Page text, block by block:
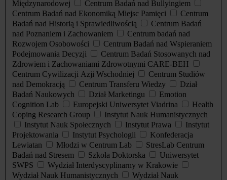
Międzynarodowej
Centrum Badań nad Bullyingiem
Centrum Badań nad Ekonomiką Miejsc Pamięci
Centrum
Badań nad Historią i Sprawiedliwością
Centrum Badań
nad Poznaniem i Zachowaniem
Centrum badań nad
Rozwojem Osobowości
Centrum Badań nad Wspieraniem
Podejmowania Decyzji
Centrum Badań Stosowanych nad
Zdrowiem i Zachowaniami Zdrowotnymi CARE-BEH
Centrum Cywilizacji Azji Wschodniej
Centrum Studiów
nad Demokracją
Centrum Transferu Wiedzy
Dział
Badań Naukowych
Dział Marketingu
Emotion
Cognition Lab
Europejski Uniwersytet Viadrina
Health
Coping Research Group
Instytut Nauk Humanistycznych
Instytut Nauk Społecznych
Instytut Prawa
Instytut
Projektowania
Instytut Psychologii
Konfederacja
Lewiatan
Młodzi w Centrum Lab
StresLab Centrum
Badań nad Stresem
Szkoła Doktorska
Uniwersytet
SWPS
Wydział Interdyscyplinarny w Krakowie
Wydział Nauk Humanistycznych
Wydział Nauk